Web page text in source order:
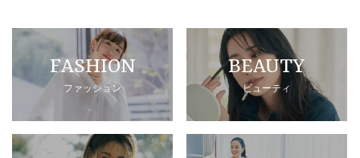
FASHION
ファッション
BEAUTY
ビューティ